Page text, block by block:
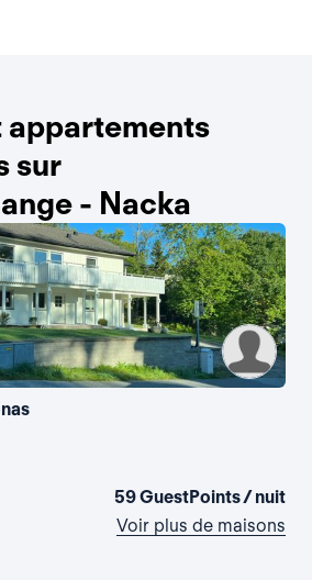
appartements
sur
- Nacka
59 GuestPoints / nuit
Voir plus de maisons